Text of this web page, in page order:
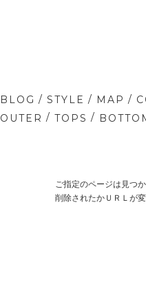
BLOG / STYLE / MAP /
OUTER / TOPS /
ご指定のページは見つか
削除されたかＵＲＬが